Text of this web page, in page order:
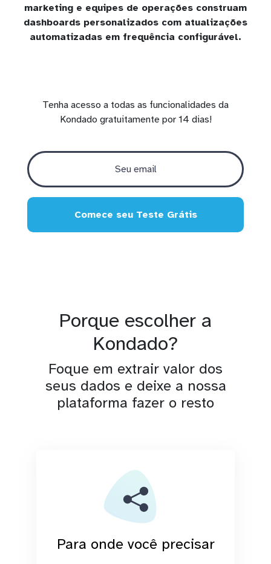
marketing e equipes de operações construam
dashboards personalizados com atualizações
automatizadas em frequência configurável.
Tenha acesso a todas as funcionalidades da
Kondado gratuitamente por 14 dias!
Comece seu Teste Grátis
Porque escolher a
Kondado?
Foque em extrair valor dos
seus dados e deixe a nossa
plataforma fazer o resto
Para onde você precisar